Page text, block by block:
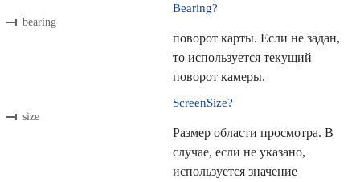
bearing
Bearing?
поворот карты. Если не задан,
то используется текущий
поворот камеры.
size
ScreenSize?
Размер области просмотра. В
случае, если не указано,
используется значение